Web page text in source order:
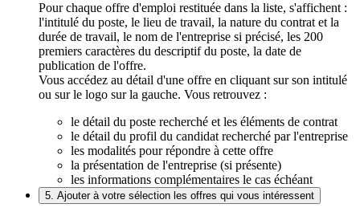
Pour chaque offre d'emploi restituée dans la liste, s'affichent :
l'intitulé du poste, le lieu de travail, la nature du contrat et la
durée de travail, le nom de l'entreprise si précisé, les 200
premiers caractères du descriptif du poste, la date de
publication de l'offre.
Vous accédez au détail d'une offre en cliquant sur son intitulé
ou sur le logo sur la gauche. Vous retrouvez :
le détail du poste recherché et les éléments de contrat
le détail du profil du candidat recherché par l'entreprise
les modalités pour répondre à cette offre
la présentation de l'entreprise (si présente)
les informations complémentaires le cas échéant
5. Ajouter à votre sélection les offres qui vous intéressent